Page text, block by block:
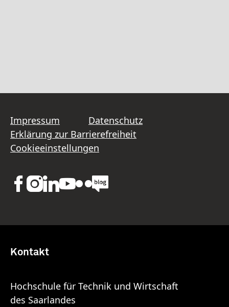
Impressum
Datenschutz
Erklärung zur Barrierefreiheit
Cookieeinstellungen
Kontakt
Hochschule für Technik und Wirtschaft
des Saarlandes